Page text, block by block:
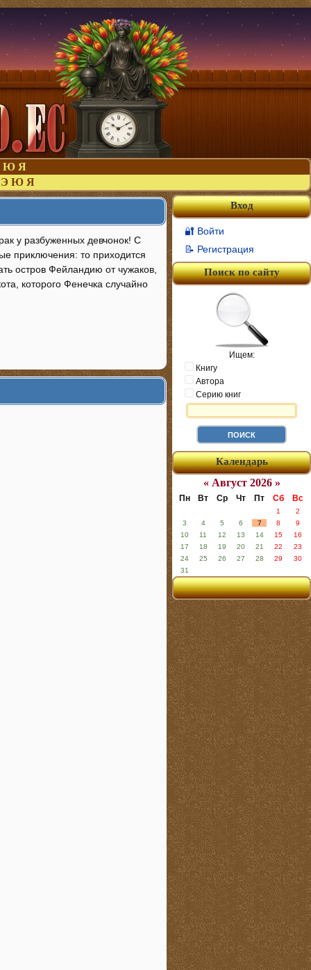
Ю Я
Э Ю Я
у разбуженных девчонок! С
приключения: то приходится
остров Фейландию от чужаков,
которого Фенечка случайно
Вход
🔐 Войти
📝 Регистрация
Поиск по сайту
Ищем:
Книгу
Автора
Серию книг
Календарь
« Август 2026 »
Пн Вт Ср Чт Пт Сб Вс
1
2
3
4 5 6 7 8
9
10
11 12 13 14 15
16
17
18 19 20 21 22
23
24
25 26 27 28 29
30
31